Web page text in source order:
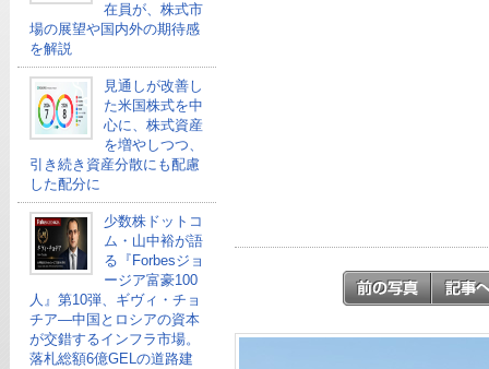
在員が、株式市
場の展望や国内外の期待感
を解説
見通しが改善し
た米国株式を中
心に、株式資産
を増やしつつ、
引き続き資産分散にも配慮
した配分に
少数株ドットコ
ム・山中裕が語
る『Forbesジョ
ージア富豪100
人』第10弾、ギヴィ・チョ
チア―中国とロシアの資本
が交錯するインフラ市場。
落札総額6億GELの道路建